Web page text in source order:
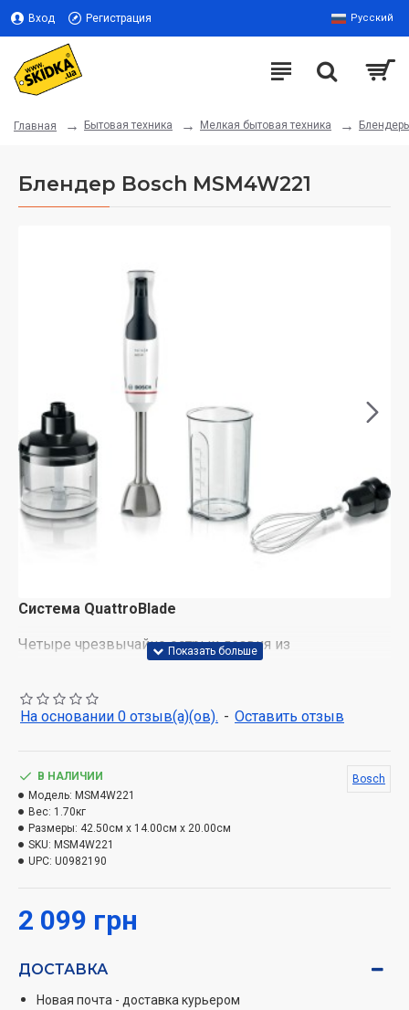
Вход Регистрация Русский
Главная Бытовая техника Мелкая бытовая техника
Блендер Bosch MSM4W221
Система QuattroBlade
Четыре чрезвычайно острых лезвия из
нержавеющей стали обеспечивают отличные
результаты измельчения, гладкую консистенцию и
легкое смешивание даже твердых ингредиентов.
Муфта ручного блендера сделана из технической
керамики. От того керамический коннектор очень
крепкий.
Надежная производительность
мощность двигателя передается системе лопастей
без износа – для надежной работы смешивания в
течение всего срока службы.
Изменяйте аксессуары одним щелчком
На основании 0 отзыв(а)(ов). - Оставить отзыв
2 099 грн
В НАЛИЧИИ
Модель: MSM4W221
Вес: 1.70кг
Размеры: 42.50см x 14.00см x 20.00см
SKU: MSM4W221
UPC: U0982190
Bosch
ДОСТАВКА
Новая почта - доставка курьером